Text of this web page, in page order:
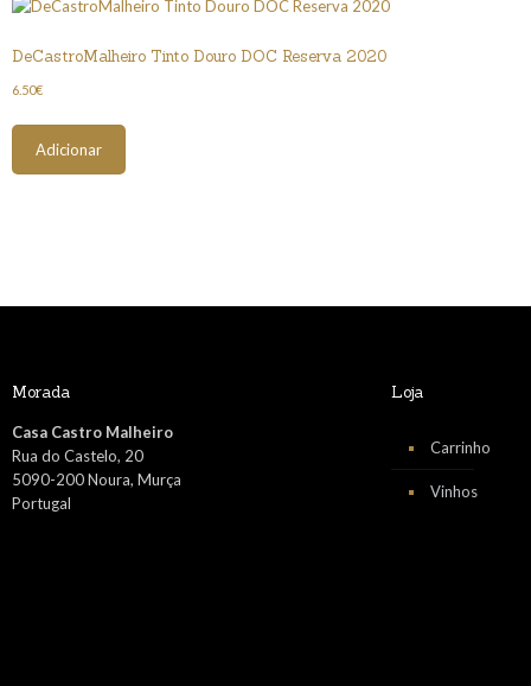
DeCastroMalheiro Tinto Douro DOC Reserva 2020
6.50€
Adicionar
Morada
Casa Castro Malheiro
Rua do Castelo, 20
5090-200 Noura, Murça
Portugal
Loja
Carrinho
Vinhos